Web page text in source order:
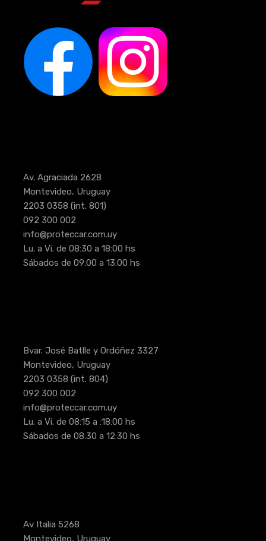
Av. Agraciada 2628
Montevideo, Uruguay
2203 0358 (int. 801)
092 300 002
info@proteccar.com.uy
Lu. a Vi. de 08:30 a 18:00 hs
Sábados de 09:00 a 13:00 hs
Bvar. José Batlle y Ordóñez 3327
Montevideo, Uruguay
2203 0358 (int. 804)
092 300 002
info@proteccar.com.uy
Lu. a Vi. de 08:15 a :18:00 hs
Sábados de 08:30 a 12:30 hs
Av Italia 5268
Montevideo, Uruguay